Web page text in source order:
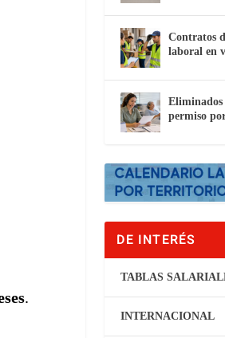
.
Contratos
laboral en
Eliminados
permiso
DE INTERÉS
TABLAS
INTERNACIONAL